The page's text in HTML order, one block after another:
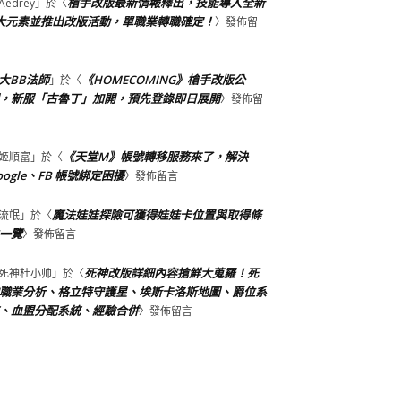
」於〈
元素並推出改版活動，單職業轉職確定！〉發佈留
BB法師」於〈 《HOMECOMING》槍手改版公
新服「古魯丁」加開，預先登錄即日展開〉發佈留
順富 」於〈 《天堂M》帳號轉移服務來了，解決
、FB 帳號綁定困擾〉發佈留言
氓」於〈魔法娃娃探險可獲得娃娃卡位置與取得條
覽〉發佈留言
神杜小帅 」於〈死神改版詳細內容搶鮮大蒐羅！死
業分析、格立特守護星、埃斯卡洛斯地圖、爵位系
血盟分配系統、經驗合併〉發佈留言